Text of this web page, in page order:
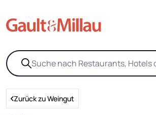
Zurück zu Weingut